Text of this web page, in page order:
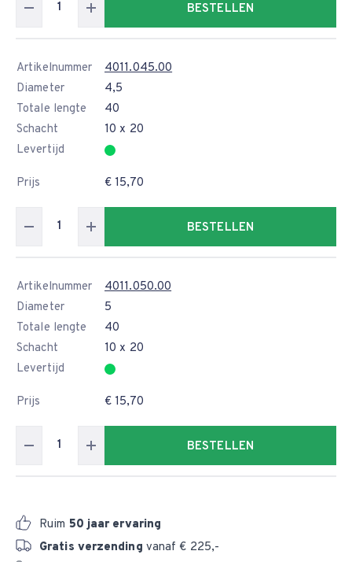
BESTELLEN
Artikelnummer
4011.045.00
Diameter
4,5
Totale lengte
40
Schacht
10 x 20
Levertijd
Prijs € 15,70
BESTELLEN
Artikelnummer
4011.050.00
Diameter
5
Totale lengte
40
Schacht
10 x 20
Levertijd
Prijs € 15,70
BESTELLEN
Ruim 50 jaar ervaring
Gratis verzending vanaf € 225,-